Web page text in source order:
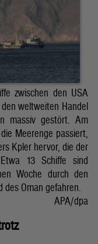
zwischen den USA
weltweiten Handel
massiv gestört. Am
Meerenge passiert,
Kpler hervor, die der
13 Schiffe sind
Woche durch den
Oman gefahren.
APA/dpa